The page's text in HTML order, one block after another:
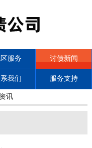
服务 讨债新闻
我们 服务支持
讯